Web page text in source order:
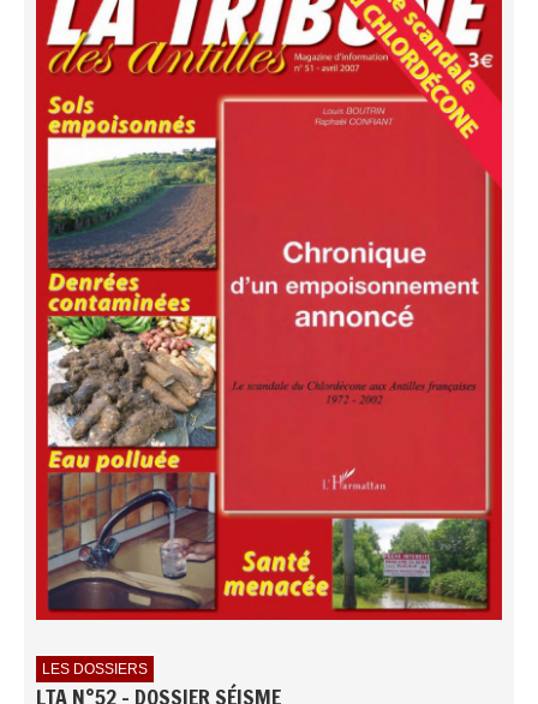
LES DOSSIERS
LTA N°52 - DOSSIER SÉISME